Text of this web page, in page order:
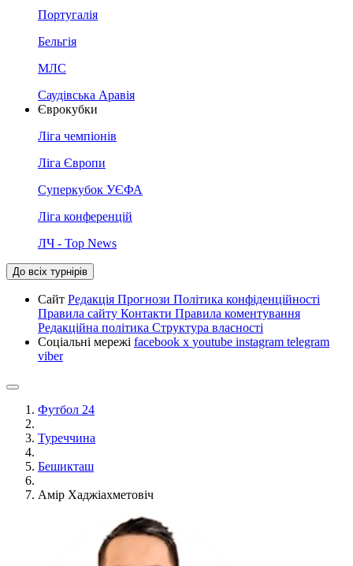
Португалія
Бельгія
МЛС
Саудівська Аравія
Єврокубки
Ліга чемпіонів
Ліга Європи
Суперкубок УЄФА
Ліга конференцій
ЛЧ - Top News
До всіх турнірів
Сайт Редакція Прогнози Політика конфіденційності
Правила сайту Контакти Правила коментування
Редакційна політика Структура власності
Соціальні мережі facebook x youtube instagram telegram
viber
Футбол 24
Туреччина
Бешикташ
Амір Хаджіахметовіч